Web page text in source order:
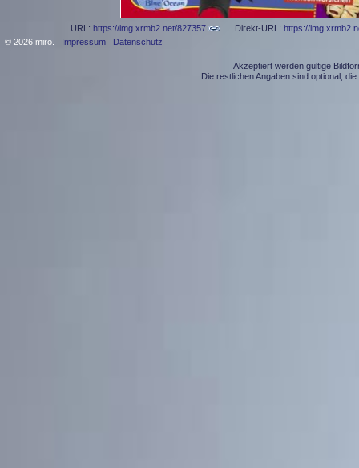
URL: https://img.xrmb2.net/827357 Direkt-URL: https://
© 2026 miro. Impressum Datenschutz
Akzeptiert werden gültige
Die restlichen Angaben sind optional,